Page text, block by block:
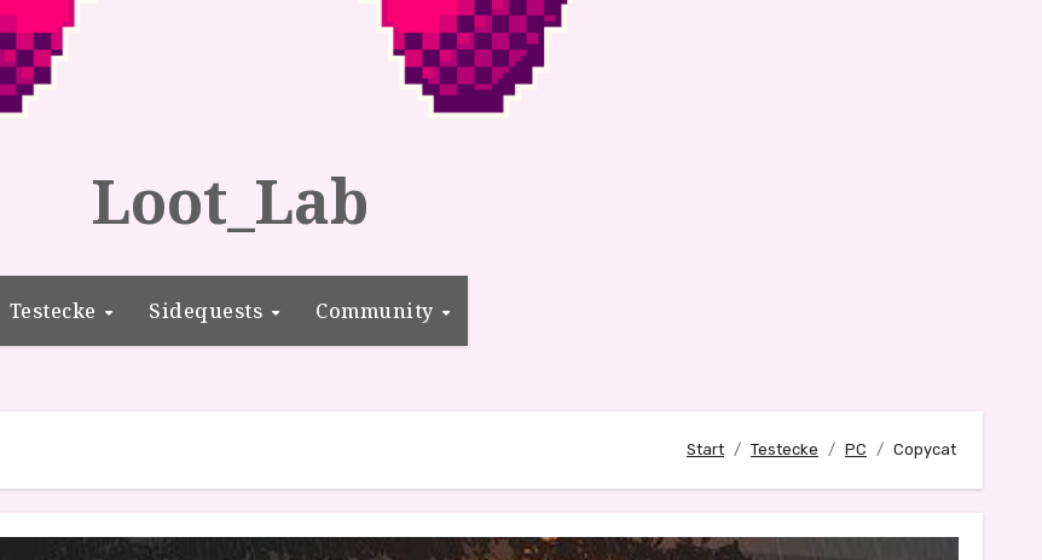
Loot_Lab
Testecke Sidequests Community
Start Testecke PC Copycat